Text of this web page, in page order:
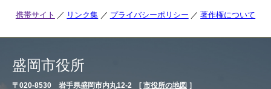
携帯サイト リンク集 プライバシーポリシー 著作権について
盛岡市役所
〒020-8530 岩手県盛岡市内丸12-2 [ 市役所の地図 ］